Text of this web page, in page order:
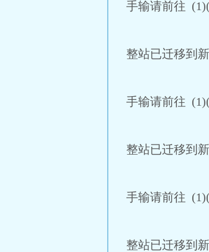
手输请前往
整站已迁移到
手输请前往
整站已迁移到
手输请前往
整站已迁移到